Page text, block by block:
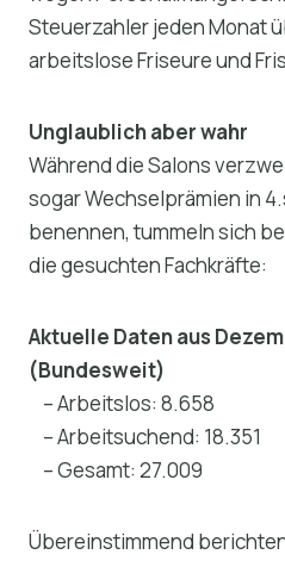
Steuerzahler jeden Monat
arbeitslose Friseure und
Unglaublich aber wahr
Während die Salons
sogar Wechselprämien in
benennen, tummeln sich
die gesuchten Fachkräfte:
Aktuelle Daten aus
(Bundesweit)
– Arbeitslos: 8.658
– Arbeitsuchend: 18.351
– Gesamt: 27.009
Übereinstimmend